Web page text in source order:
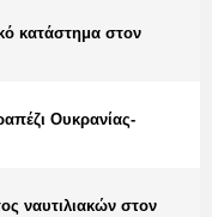
κατάστημα στον
Ουκρανίας-
ναυτιλιακών στον